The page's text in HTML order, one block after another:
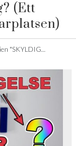
(Ett
"SKYLDIG...